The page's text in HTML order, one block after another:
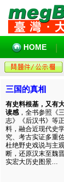
HOME
三国的真相
有史料根基，又有
读感 ，全书参照《
志》《后汉书》等
料，融合近现代史
究、考古实证多重
杜绝野史戏说与主
断，还原汉末至魏
实宏大历史图景...